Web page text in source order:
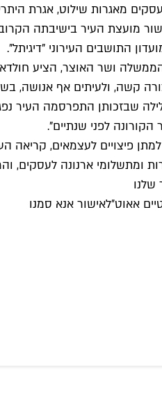
מאגרות שילוט, אגרת
מועצת העיר בישיבתה
התושבים העירוני "דיגיתל".
ושר האוצר, הציע
קשה, ולעיתים אף אנושה,
שבזכותן התפרסמה העיר
לפני שנתיים".
למתן פיצויים לעצמאים,
ומתשלומי ארנונה
שלנו
אאוט״לאישור אנא סמנו